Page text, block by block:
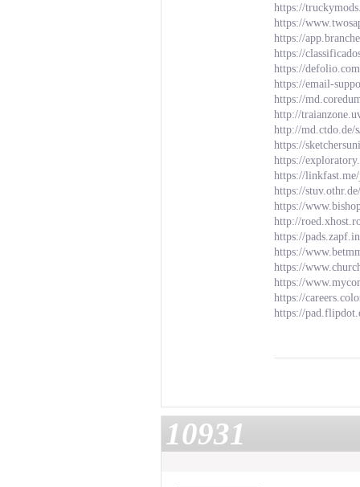
https://
https://
https://
https://
https://
https://email-
https://
http://
http://md.ctdo.de/
https://
https://
https://
https://
https://
http://
https://
https://
https://
https://
https://
https://
10931